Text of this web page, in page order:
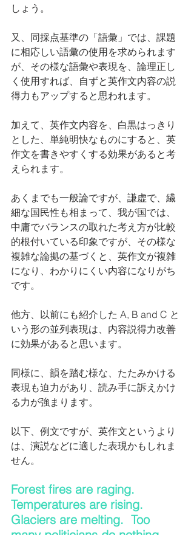
しょう。
又、同採点基準の「語彙」では、課題
に相応しい語彙の使用を求められます
が、その様な語彙や表現を、論理正し
く使用すれば、自ずと英作文内容の説
得力もアップすると思われます。
加えて、英作文内容を、白黒はっきり
とした、単純明快なものにすると、英
作文を書きやすくする効果があると考
えられます。
あくまでも一般論ですが、謙虚で、繊
細な国民性も相まって、我が国では、
中庸でバランスの取れた考え方が比較
的根付いている印象ですが、その様な
複雑な論拠の基づくと、英作文が複雑
になり、わかりにくい内容になりがち
です。
他方、以前にも紹介した A, B and C と
いう形の並列表現は、内容説得力改善
に効果があると思います。
同様に、韻を踏む様な、たたみかける
表現も迫力があり、読み手に訴えかけ
る力が強まります。
以下、例文ですが、英作文というより
は、演説などに適した表現かもしれま
せん。
Forest fires are raging.
Temperatures are rising.
Glaciers are melting.  Too